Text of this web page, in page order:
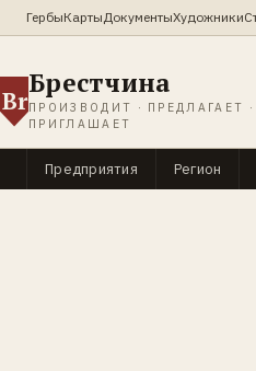
ГербыКартыДокументыХудожники
Br
Брестчина
ПРОИЗВОДИТ · ПРЕДЛАГАЕТ ·
ПРИГЛАШАЕТ
Предприятия Регион